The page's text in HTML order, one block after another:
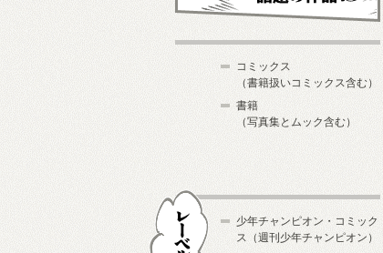
コミックス
（書籍扱いコミックス含む）
書籍
（写真集とムック含む）
少年チャンピオン・コミック
ス（週刊少年チャンピオン）